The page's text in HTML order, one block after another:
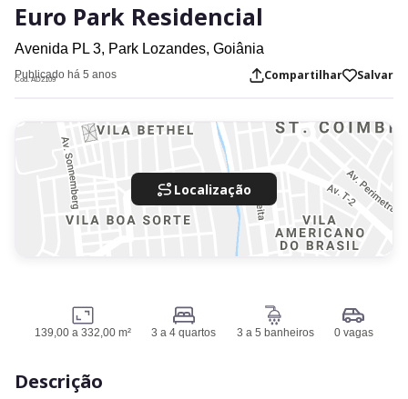
Euro Park Residencial
Avenida PL 3, Park Lozandes, Goiânia
Publicado há 5 anos
Cod. AD2109 Compartilhar Salvar
Localização
139,00 a 332,00 m² 3 a 4 quartos 3 a 5 banheiros 0 vagas
Descrição